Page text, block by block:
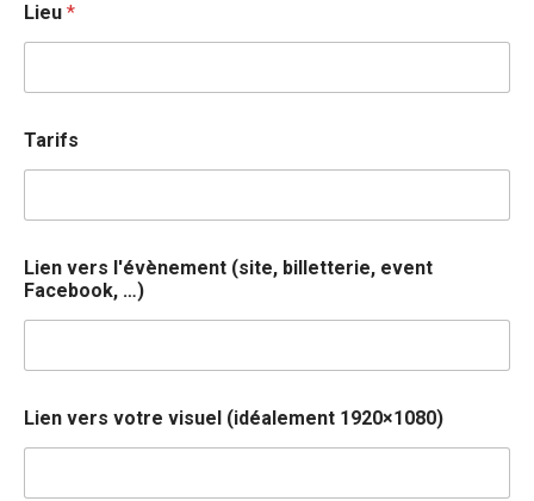
Lieu *
e
e
l
'
é
v
n
m
Tarifs
Lien vers l'évènement (site, billetterie, event
Facebook, …)
Lien vers votre visuel (idéalement 1920×1080)